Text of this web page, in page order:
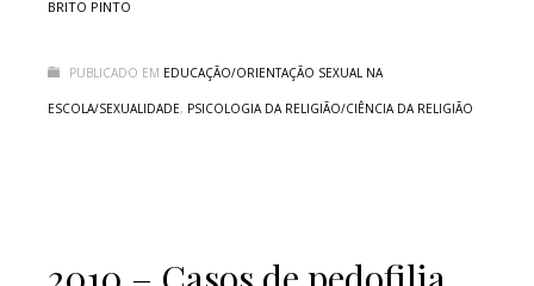
BRITO PINTO
PUBLICADO EM EDUCAÇÃO/ORIENTAÇÃO SEXUAL NA
ESCOLA/SEXUALIDADE, PSICOLOGIA DA RELIGIÃO/CIÊNCIA DA RELIGIÃO